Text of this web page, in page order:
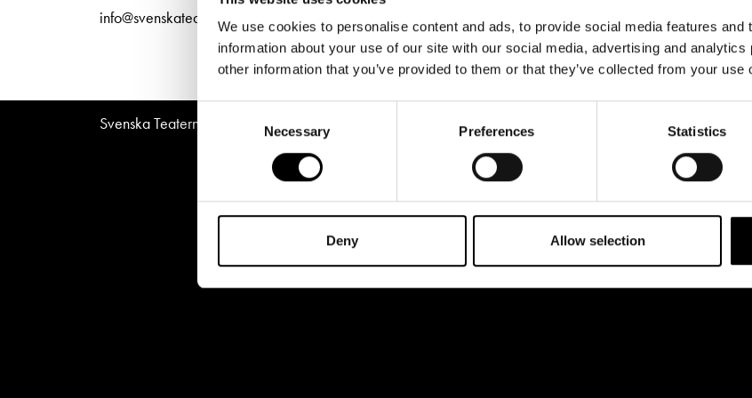
We use cookies to personalise content and ads, to provide social media features
information about your use of our site with our social media, advertising and
other information that you’ve provided to them or that they’ve collected from your use
Necessary Preferences Statistics
Deny Allow selection
Platskarta
info@svenskateatern.fi
Jobba hos oss
Svenska Teatern © All Rights Reserved 2026